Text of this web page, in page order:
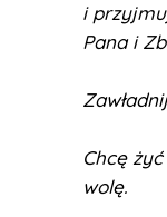
i
Pana i
Chcę
wolę.